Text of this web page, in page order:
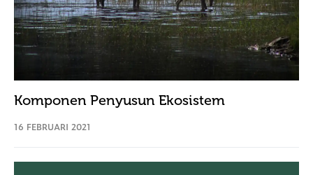
Komponen Penyusun Ekosistem
16 FEBRUARI 2021